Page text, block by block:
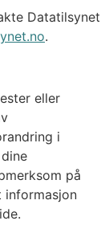
Datatilsynet
.
eller
i
på
informasjon